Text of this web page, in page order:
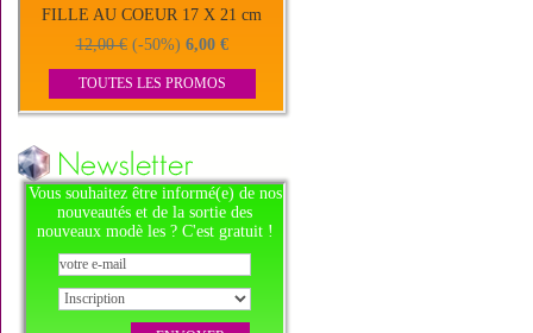
FILLE AU COEUR 17 X 21 cm
12,00 € (-50%) 6,00 €
TOUTES LES PROMOS
Vous souhaitez être informé(e) de nos
nouveautés et de la sortie des
nouveaux modè les ? C'est gratuit !